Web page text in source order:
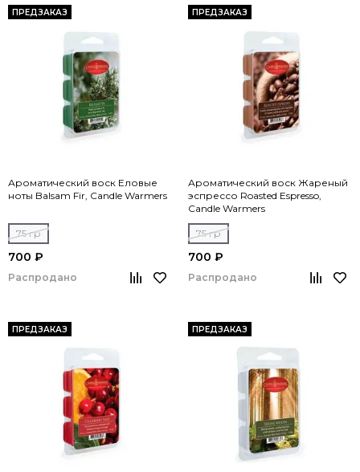
ПРЕДЗАКАЗ
Ароматический воск Еловые
ноты Balsam Fir, Candle Warmers
75 гр
700 ₽
Распродано
ПРЕДЗАКАЗ
Ароматический воск Жареный
эспрессо Roasted Espresso,
Candle Warmers
75 гр
700 ₽
Распродано
ПРЕДЗАКАЗ ПРЕДЗАКАЗ